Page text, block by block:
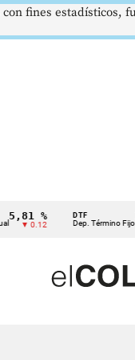
% DTF
Dep. Término Fijo ▲
fines